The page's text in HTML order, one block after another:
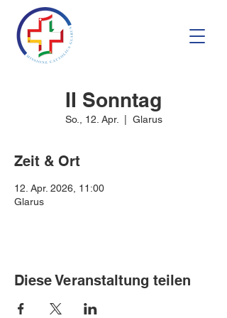
II Sonntag
So., 12. Apr. Glarus
Zeit & Ort
12. Apr. 2026, 11:00
Glarus
Diese Veranstaltung teilen